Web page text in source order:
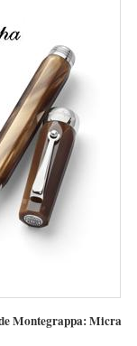
Montegrappa: Micra